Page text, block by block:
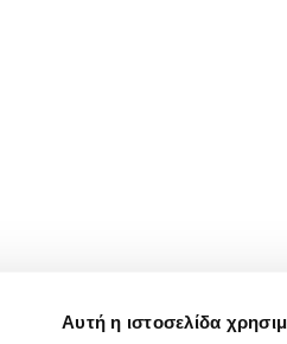
Αυτή η ιστοσελίδα